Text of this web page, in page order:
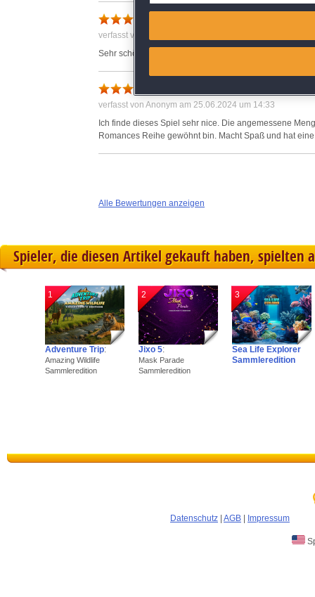
verfasst von Anonym am 25.06.2024 um 16:44
Sehr schön detailreich und verspielt
verfasst von Anonym am 25.06.2024 um 14:33
Ich finde dieses Spiel sehr nice. Die angemessene
Romances Reihe gewöhnt bin. Macht Spaß und hat
Alle Bewertungen anzeigen
Spieler, die diesen Artikel gekauft haben, spielten
1
Adventure Trip:
Amazing Wildlife
Sammleredition
2
Jixo 5:
Mask Parade
Sammleredition
3
Sea Life Explorer
Sammleredition
Datenschutz AGB Impressum
Save and communicate